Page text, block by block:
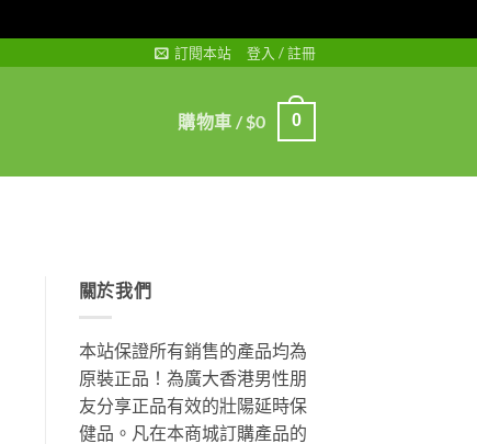
訂閱本站 登入 / 註冊
購物車 /$0 0
關於我們
本站保證所有銷售的產品均為
原裝正品！為廣大香港男性朋
友分享正品有效的壯陽延時保
健品。凡在本商城訂購產品的